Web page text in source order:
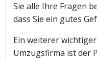
Sie alle Ihre Fragen
dass Sie ein gutes
Ein weiterer
Umzugsfirma ist der